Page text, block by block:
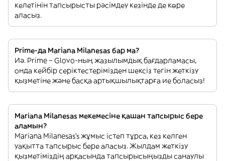
келетінін тапсырысты рәсімдеу кезінде де көре
аласыз.
Prime-да Mariana Milanesas бар ма?
Иә. Prime – Glovo-ның жазылымдық бағдарламасы,
онда кейбір серіктестерімізден шексіз тегін жеткізу
қызметіне және басқа артықшылықтарға ие боласыз!
Mariana Milanesas мекемесіне қашан тапсырыс бере
аламын?
Mariana Milanesas’s жұмыс істеп тұрса, кез келген
уақытта тапсырыс бере аласыз. Жылдам жеткізу
қызметіміздің арқасында тапсырысыңызды санаулы